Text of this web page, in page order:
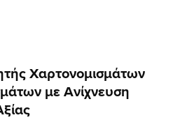
Χαρτονομισμάτων
με Ανίχνευση